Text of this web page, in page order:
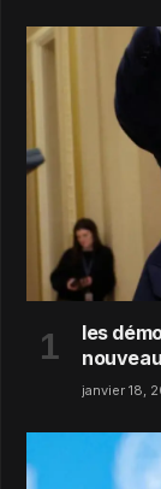
les
janvier 18,